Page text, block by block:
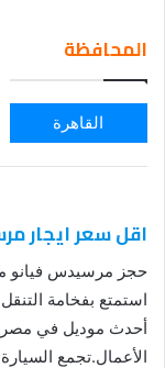
المحافظة
القاهرة
اقل سعر ايجار
حجز مرسيدس فيانو مطار
الأعمال.تجمع